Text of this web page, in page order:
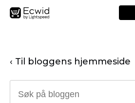
‹ Til bloggens hjemmeside